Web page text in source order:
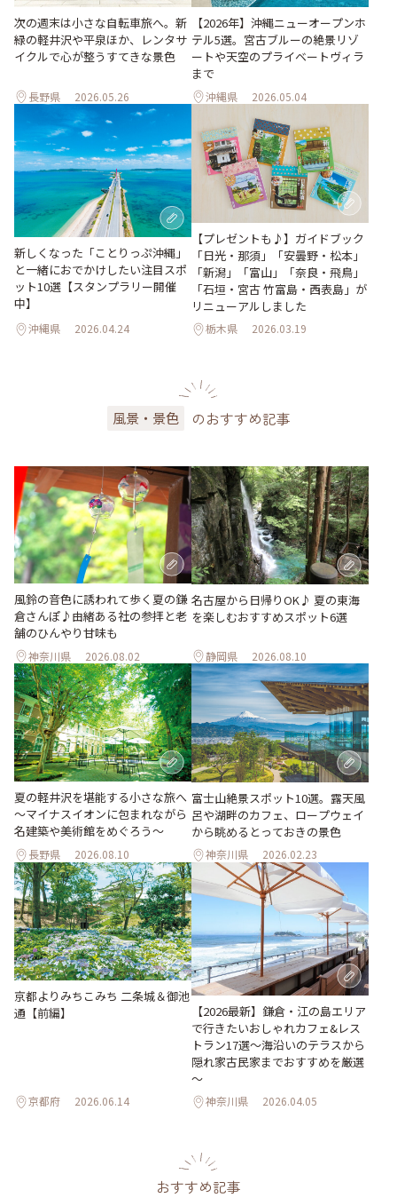
次の週末は小さな自転車旅へ。新
緑の軽井沢や平泉ほか、レンタサ
イクルで心が整うすてきな景色
長野県 2026.05.26
【2026年】沖縄ニューオープンホ
テル5選。宮古ブルーの絶景リゾ
ートや天空のプライベートヴィラ
まで
沖縄県 2026.05.04
新しくなった「ことりっぷ沖縄」
と一緒におでかけしたい注目スポ
ット10選【スタンプラリー開催
中】
沖縄県 2026.04.24
【プレゼントも♪】ガイドブック
「日光・那須」「安曇野・松本」
「新潟」「富山」「奈良・飛鳥」
「石垣・宮古 竹富島・西表島」が
リニューアルしました
栃木県 2026.03.19
風景・景色 のおすすめ記事
風鈴の音色に誘われて歩く夏の鎌
倉さんぽ♪由緒ある社の参拝と老
舗のひんやり甘味も
神奈川県 2026.08.02
名古屋から日帰りOK♪ 夏の東海
を楽しむおすすめスポット6選
静岡県 2026.08.10
夏の軽井沢を堪能する小さな旅へ
～マイナスイオンに包まれながら
名建築や美術館をめぐろう～
長野県 2026.08.10
富士山絶景スポット10選。露天風
呂や湖畔のカフェ、ロープウェイ
から眺めるとっておきの景色
神奈川県 2026.02.23
京都よりみちこみち 二条城＆御池
通【前編】
京都府 2026.06.14
【2026最新】鎌倉・江の島エリア
で行きたいおしゃれカフェ&レス
トラン17選～海沿いのテラスから
隠れ家古民家までおすすめを厳選
～
神奈川県 2026.04.05
おすすめ記事